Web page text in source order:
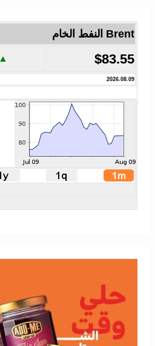
Brent النفط الخام
$83.55
▲1.06
2026.08.09